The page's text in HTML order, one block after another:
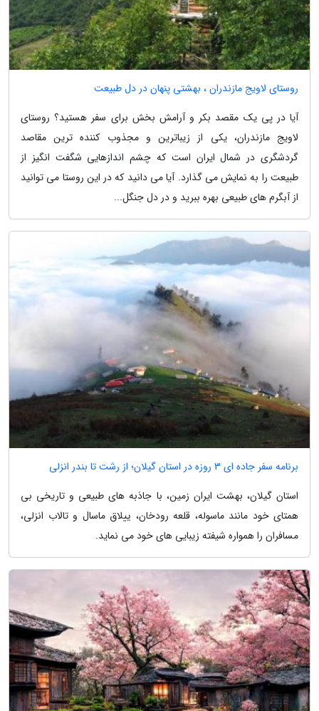
روستای لاویج مازندران ، بهشتی پنهان در دل طبیعت
آیا در پی یک مقصد بکر و آرامش بخش برای سفر هستید؟ روستای
لاویج مازندران، یکی از زیباترین و مجذوب کننده ترین مقاصد
گردشگری در شمال ایران است که چشم اندازهایی شگفت انگیز از
طبیعت را به نمایش می گذارد. آیا می دانید که در این روستا می توانید
از آبگرم های طبیعی بهره ببرید و در دل جنگل...
برنامه سفر جاده ای 3 روزه در استان گیلان؛ از رشت تا بندر انزلی
استان گیلان، بهشت ایران زمین، با جاذبه های طبیعی و تاریخی بی
همتای خود مانند ماسوله، قلعه رودخان، ییلاق ماسال و تالاب انزلی،
مسافران را همواره شیفته زیبایی های خود می نماید.